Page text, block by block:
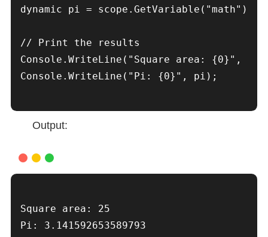
dynamic pi =
// Print the results
Console.WriteLine("Square area: {0}",
Console.WriteLine("Pi: {0}", pi);
Output:
Square area: 25
Pi: 3.141592653589793